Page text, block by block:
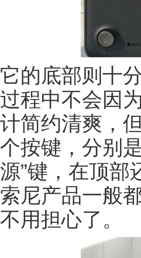
它的底部则十
过程中不会因
计简约清爽，
个按键，分别
源”键，在顶部
索尼产品一般
不用担心了。